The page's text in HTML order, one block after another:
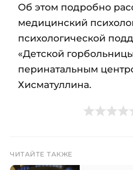
Об этом подробно
медицинский
психологической
«Детской
перинатальным
Хисматуллина.
ЧИТАЙТЕ ТАКЖЕ